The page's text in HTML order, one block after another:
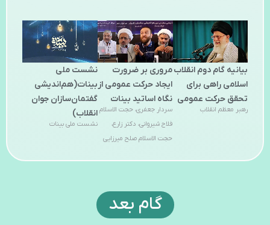
بیانیه گام دوم انقلاب
اسلامی راهی برای
تحقق حرکت عمومی
رهبر معظم انقلاب
مروری بر ضرورت
ایجاد حرکت عمومی از
نگاه اساتید بینات
سردار جعفری، حجت الاسلام
فلاح شیروانی، دکتر زارع،
حجت الاسلام صلح میرزایی
نشست ملی
بینات(هم‌اندیشی
گفتمان‌سازان جوان
انقلاب)
نشست ملی بینات
گام بعد